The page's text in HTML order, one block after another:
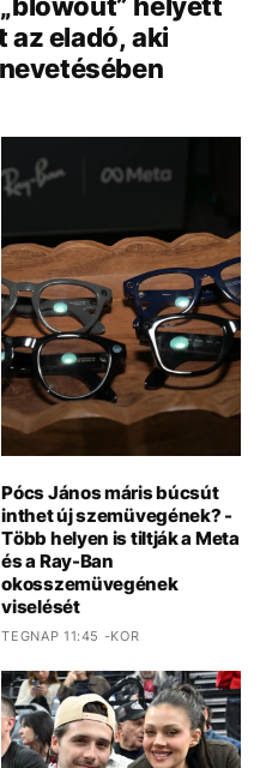
az eladó, aki
Pócs János máris búcsút
inthet új szemüvegének? -
Több helyen is tiltják a Meta
és a Ray-Ban
okosszemüvegének
viselését
TEGNAP 11:45 -KOR